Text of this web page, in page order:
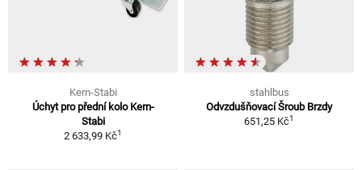
Kern-Stabi
Úchyt pro přední kolo Kern-
Stabi
2 633,99 Kč1
stahlbus
Odvzdušňovací Šroub Brzdy
651,25 Kč1